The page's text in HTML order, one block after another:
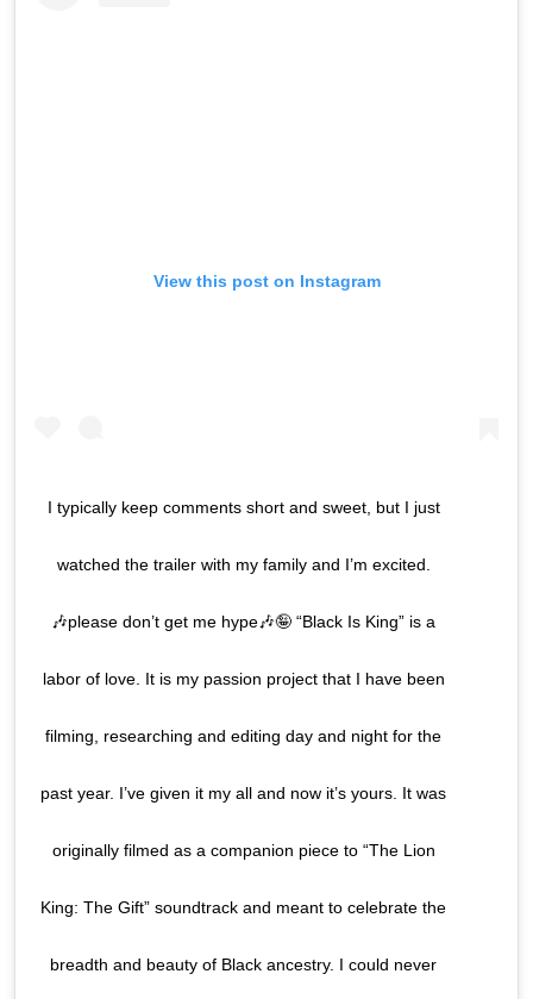
View this post on Instagram
I typically keep comments short and sweet, but I just
watched the trailer with my family and I’m excited.
🎶please don’t get me hype🎶🤪 “Black Is King” is a
labor of love. It is my passion project that I have been
filming, researching and editing day and night for the
past year. I’ve given it my all and now it’s yours. It was
originally filmed as a companion piece to “The Lion
King: The Gift” soundtrack and meant to celebrate the
breadth and beauty of Black ancestry. I could never